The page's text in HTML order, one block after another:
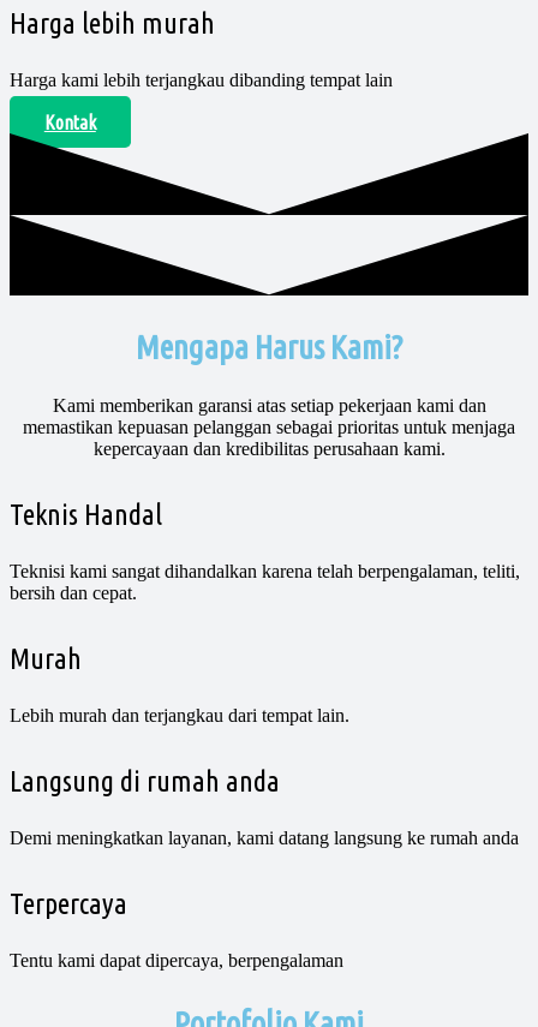
Harga lebih murah
Harga kami lebih terjangkau dibanding tempat lain
Kontak
Mengapa Harus Kami?
Kami memberikan garansi atas setiap pekerjaan kami dan
memastikan kepuasan pelanggan sebagai prioritas untuk menjaga
kepercayaan dan kredibilitas perusahaan kami.
Teknis Handal
Teknisi kami sangat dihandalkan karena telah berpengalaman, teliti,
bersih dan cepat.
Murah
Lebih murah dan terjangkau dari tempat lain.
Langsung di rumah anda
Demi meningkatkan layanan, kami datang langsung ke rumah anda
Terpercaya
Tentu kami dapat dipercaya, berpengalaman